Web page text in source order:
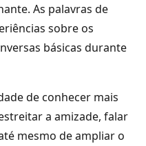
As palavras de
sobre os
básicas durante
de conhecer mais
a amizade, falar
mesmo de ampliar o